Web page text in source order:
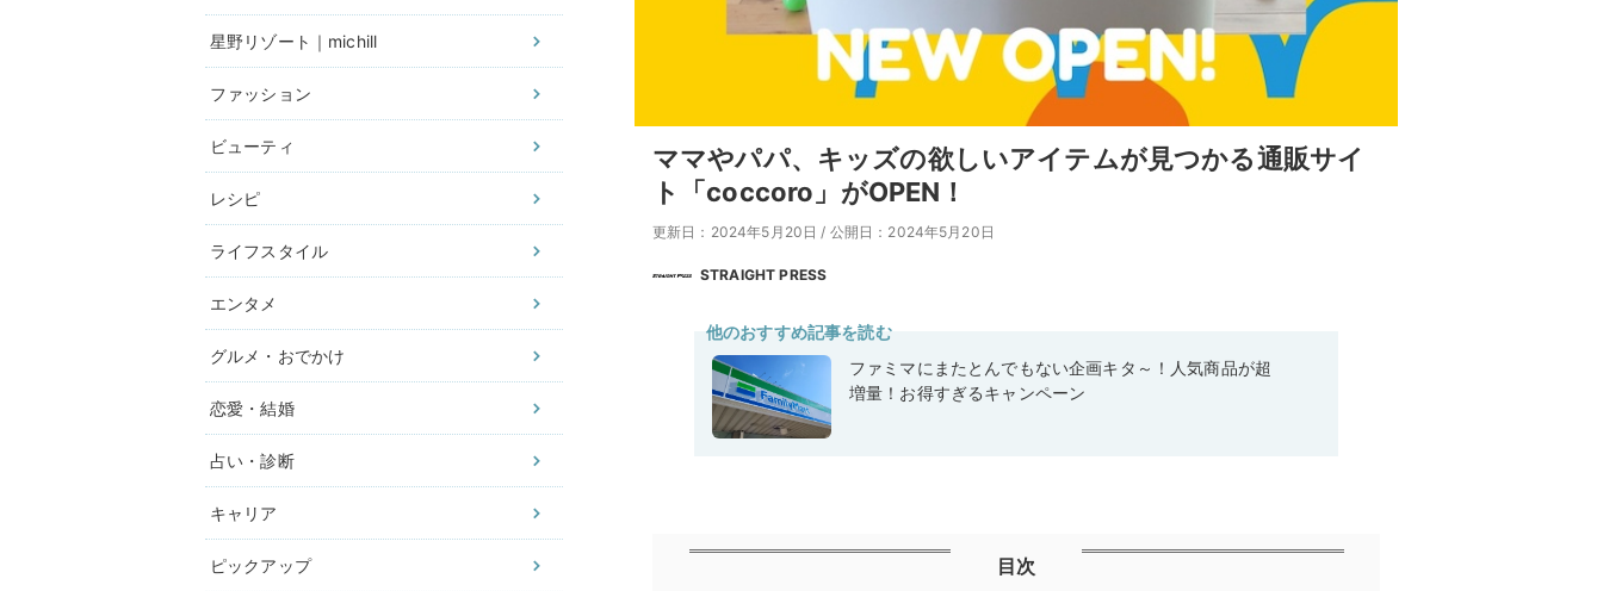
星野リゾート｜michill
ファッション
ビューティ
レシピ
ライフスタイル
エンタメ
グルメ・おでかけ
恋愛・結婚
占い・診断
キャリア
ピックアップ
ママやパパ、キッズの欲しいアイテムが見つかる通販サイ
ト「coccoro」がOPEN！
更新日：2024年5月20日 / 公開日：2024年5月20日
STRAIGHT PRESS
他のおすすめ記事を読む
ファミマにまたとんでもない企画キタ～！人気商品が超
増量！お得すぎるキャンペーン
目次